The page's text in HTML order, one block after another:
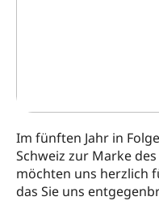
Im fünften Jahr in
Schweiz zur Marke
möchten uns herzlich
das Sie uns